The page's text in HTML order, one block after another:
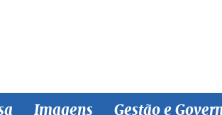
Imagens Gestão e